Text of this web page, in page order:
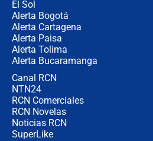
El Sol
Alerta Bogotá
Alerta Cartagena
Alerta Paisa
Alerta Tolima
Alerta Bucaramanga
Canal RCN
NTN24
RCN Comerciales
RCN Novelas
Noticias RCN
SuperLike